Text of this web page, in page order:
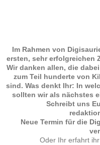
Im Rahmen von
ersten, sehr erfolgreichen
Wir danken allen, die
zum Teil hunderte von
sind. Was denkt Ihr: In
sollten wir als nächstes
Schreibt uns
Neue Termin für die
Oder Ihr erfahrt